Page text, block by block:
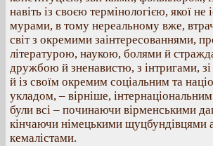
навіть із своєю термінологією, якої не
мурами, в тому нереальному вже,
світ з окремими заінтересованнями,
літературою, наукою, болями й
дружбою й зненавистю, з інтригами,
й із своїм окремим соціальним та
укладом, – вірніше,
були всі – починаючи вірменськими
кінчаючи німецькими щуцбундівцями
кемалістами.